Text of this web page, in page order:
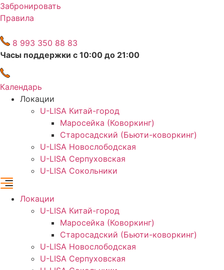
Перейти
к
Забронировать
Правила
8 993 350 88 83
Часы поддержки с 10:00 до 21:00
Календарь
Локации
U-LISA Китай-город
Маросейка (Коворкинг)
Старосадский (Бьюти-коворкинг)
U-LISA Новослободская
U-LISA Серпуховская
U-LISA Сокольники
Локации
U-LISA Китай-город
Маросейка (Коворкинг)
Старосадский (Бьюти-коворкинг)
U-LISA Новослободская
U-LISA Серпуховская